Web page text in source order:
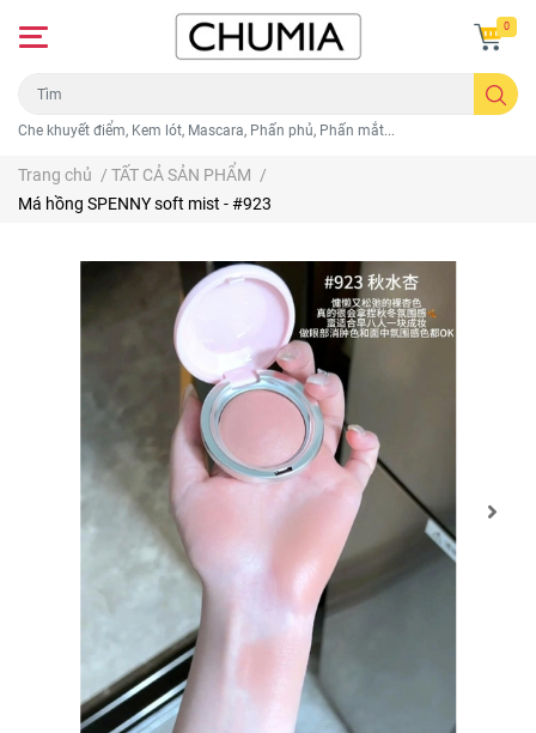
Che khuyết điểm, Kem lót, Mascara, Phấn phủ, Phấn mắt...
0
Trang chủ / TẤT CẢ SẢN PHẨM /
Má hồng SPENNY soft mist - #923